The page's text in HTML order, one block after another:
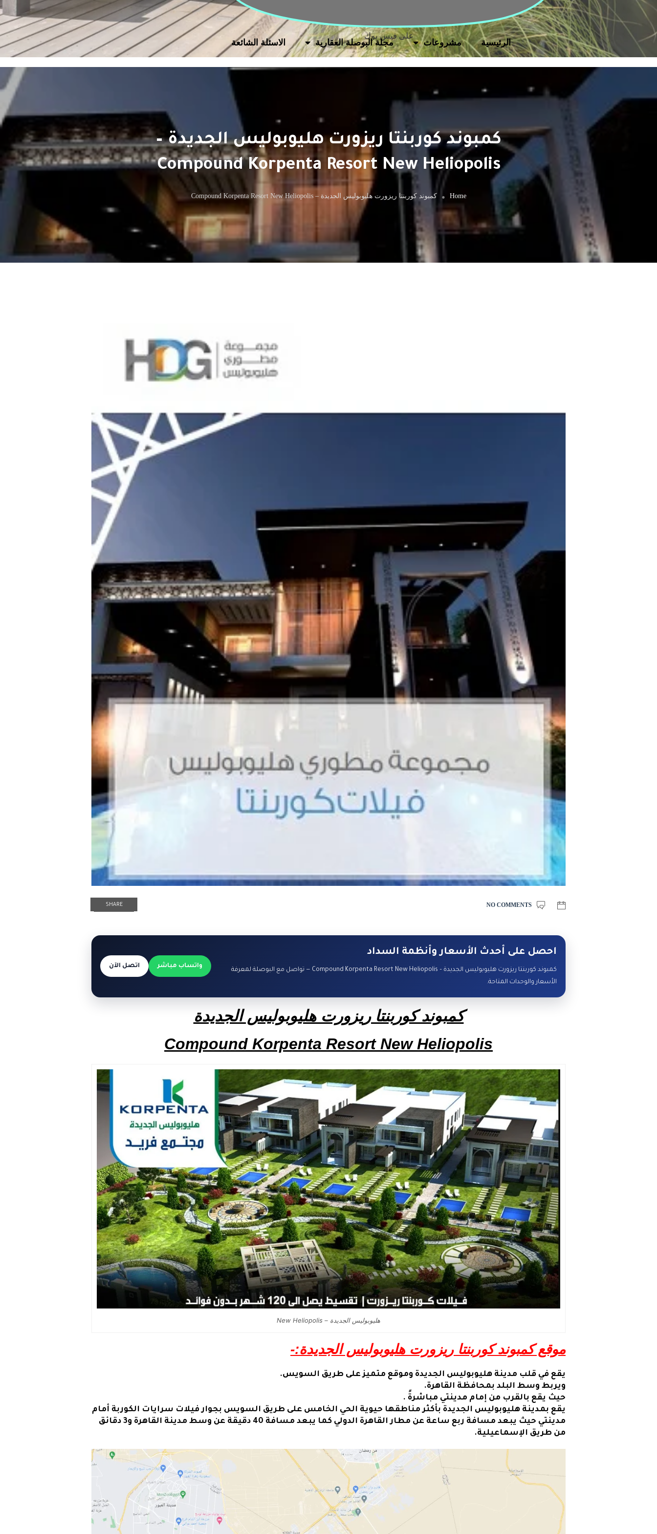
على فيس بوك
الرئيسية مشروعات مجلة البوصلة العقارية الاسئلة الشائعة
كمبوند كوربنتا ريزورت هليوبوليس الجديدة –
Compound Korpenta Resort New Heliopolis
Home كمبوند كوربنتا ريزورت هليوبوليس الجديدة – Compound Korpenta Resort New Heliopolis
NO COMMENTS
SHARE
احصل على أحدث الأسعار وأنظمة السداد
كمبوند كوربنتا ريزورت هليوبوليس الجديدة – Compound Korpenta Resort New Heliopolis — تواصل مع البوصلة لمعرفة
الأسعار والوحدات المتاحة.
واتساب مباشر اتصل الآن
كمبوند كوربنتا ريزورت هليوبوليس الجديدة
Compound Korpenta Resort New Heliopolis
هليوبوليس الجديدة – New Heliopolis
موقع كمبوند كوربنتا ريزورت هليوبوليس الجديدة:-
يقع في قلب مدينة هليوبوليس الجديدة وموقع متميز على طريق السويس.
ويربط وسط البلد بمحافظة القاهرة.
حيث يقع بالقرب من إمام مدينتي مباشرةً .
يقع بمدينة هليوبوليس الجديدة بأكثر مناطقها حيوية الحي الخامس على طريق السويس بجوار فيلات سرايات الكوربة أمام
مدينتي حيث يبعد مسافة ربع ساعة عن مطار القاهرة الدولي كما يبعد مسافة 40 دقيقة عن وسط مدينة القاهرة و3 دقائق
من طريق الإسماعيلية.